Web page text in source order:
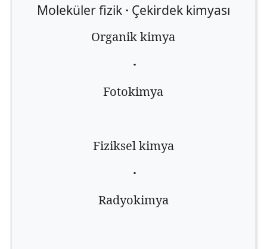
Moleküler fizik · Çekirdek kimyası
Organik kimya
·
Fotokimya
Fiziksel kimya
·
Radyokimya